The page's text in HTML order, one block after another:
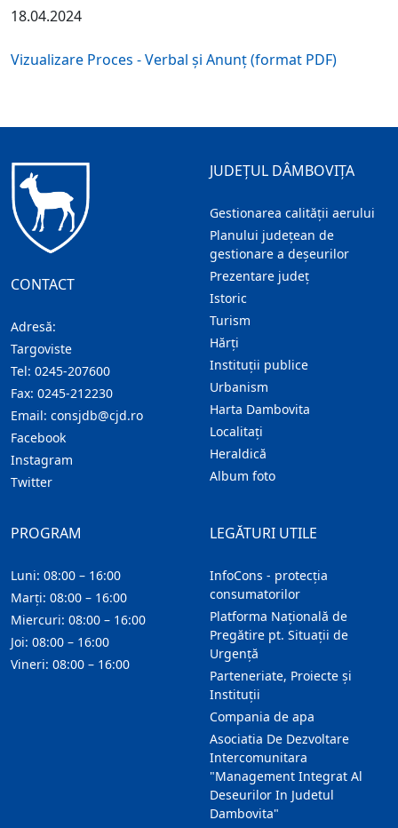
18.04.2024
Vizualizare Proces - Verbal și Anunț (format PDF)
CONTACT
Adresă:
Targoviste
Tel: 0245-207600
Fax: 0245-212230
Email: consjdb@cjd.ro
Facebook
Instagram
Twitter
JUDEȚUL DÂMBOVIȚA
Gestionarea calității aerului
Planului județean de
gestionare a deșeurilor
Prezentare judeţ
Istoric
Turism
Hărţi
Instituţii publice
Urbanism
Harta Dambovita
Localitaţi
Heraldică
Album foto
LEGĂTURI UTILE
InfoCons - protecția
consumatorilor
Platforma Națională de
Pregătire pt. Situații de
Urgență
Parteneriate, Proiecte și
Instituții
Compania de apa
Asociatia De Dezvoltare
Intercomunitara
"Management Integrat Al
Deseurilor In Judetul
Dambovita"
PROGRAM
Luni: 08:00 – 16:00
Marți: 08:00 – 16:00
Miercuri: 08:00 – 16:00
Joi: 08:00 – 16:00
Vineri: 08:00 – 16:00